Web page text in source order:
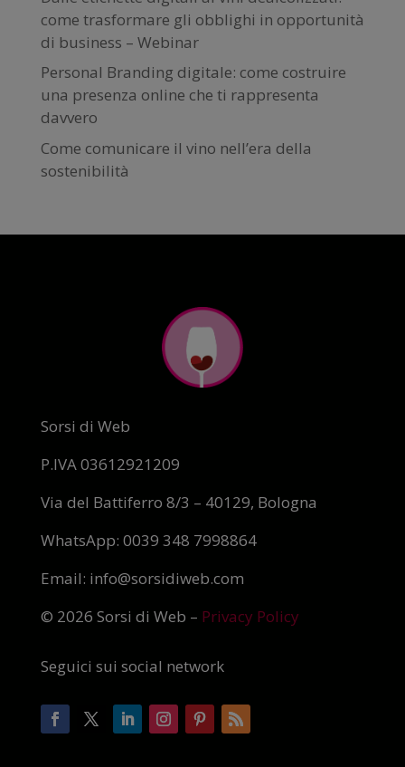
come trasformare gli obblighi in opportunità
di business – Webinar
Personal Branding digitale: come costruire
una presenza online che ti rappresenta
davvero
Come comunicare il vino nell’era della
sostenibilità
Sorsi di Web
P.IVA 03612921209
Via del Battiferro 8/3 – 40129, Bologna
WhatsApp: 0039 348 7998864
Email: info@sorsidiweb.com
© 2026 Sorsi di Web – Privacy Policy
Seguici sui social network